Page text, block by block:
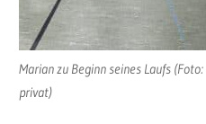
Marian zu Beginn seines Laufs (Foto:
privat)